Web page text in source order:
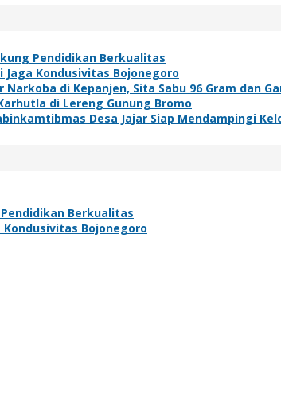
Pendidikan Berkualitas
Jaga Kondusivitas Bojonegoro
di Kepanjen, Sita Sabu 96 Gram dan
di Lereng Gunung Bromo
Desa Jajar Siap Mendampingi
Berkualitas
Kondusivitas Bojonegoro